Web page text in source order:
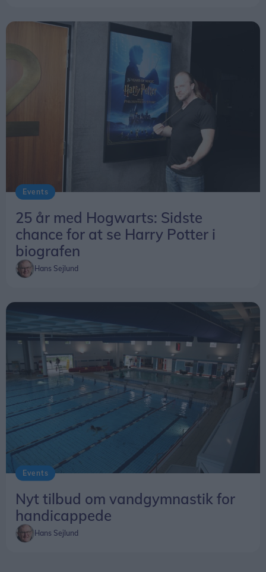
Events
25 år med Hogwarts: Sidste
chance for at se Harry Potter i
biografen
Hans Sejlund
Events
Nyt tilbud om vandgymnastik for
handicappede
Hans Sejlund